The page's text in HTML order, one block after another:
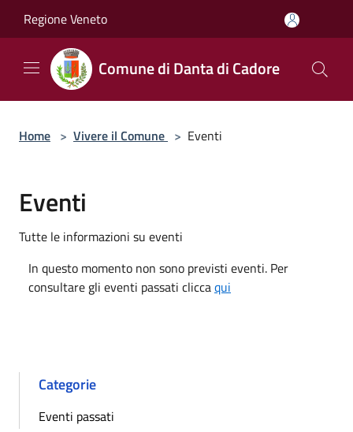
Regione Veneto
Comune di Danta di Cadore
Home > Vivere il Comune > Eventi
Eventi
Tutte le informazioni su eventi
In questo momento non sono previsti eventi. Per
consultare gli eventi passati cliccaqui
Categorie
Eventi passati